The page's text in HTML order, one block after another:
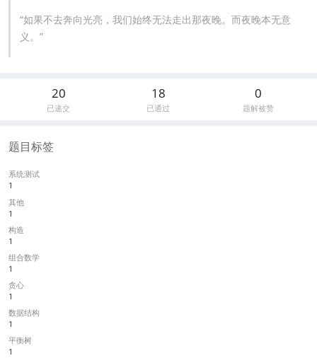
“如果不去奔向光亮，我们始终无法走出那夜晚。而夜晚本无意
义。”
20
已递交
18
已通过
0
题解被赞
题目标签
系统测试
1
其他
1
构造
1
组合数学
1
贪心
1
数据结构
1
平衡树
1